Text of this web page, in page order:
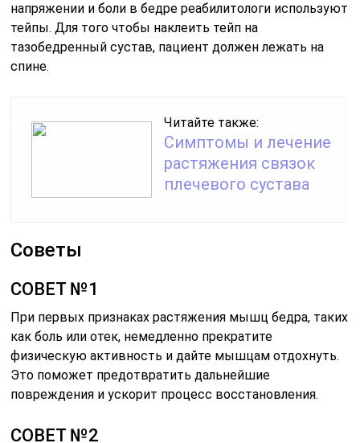
напряжении и боли в бедре реабилитологи используют
тейпы. Для того чтобы наклеить тейп на
тазобедренный сустав, пациент должен лежать на
спине.
Читайте также:
Симптомы и лечение
растяжения связок
плечевого сустава
Советы
СОВЕТ №1
При первых признаках растяжения мышц бедра, таких
как боль или отек, немедленно прекратите
физическую активность и дайте мышцам отдохнуть.
Это поможет предотвратить дальнейшие
повреждения и ускорит процесс восстановления.
СОВЕТ №2